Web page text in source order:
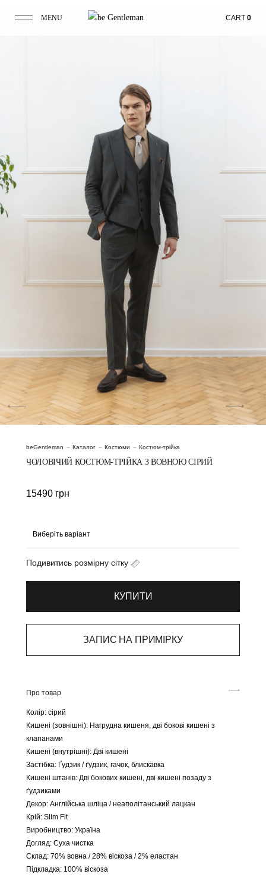
MENU CART 0
beGentleman Каталог Костюми Костюм-трійка
ЧОЛОВІЧИЙ КОСТЮМ-ТРІЙКА З ВОВНОЮ СІРИЙ
15490 грн
Подивитись розмірну сітку
КУПИТИ
ЗАПИС НА ПРИМІРКУ
Про товар
Колір: сірий
Кишені (зовнішні): Нагрудна кишеня, дві бокові кишені з
клапанами
Кишені (внутрішні): Дві кишені
Застібка: Ґудзик / ґудзик, гачок, блискавка
Кишені штанів: Дві бокових кишені, дві кишені позаду з
ґудзиками
Декор: Англійська шліца / неаполітанський лацкан
Крій: Slim Fit
Виробництво: Україна
Догляд: Суха чистка
Склад: 70% вовна / 28% віскоза / 2% еластан
Підкладка: 100% віскоза